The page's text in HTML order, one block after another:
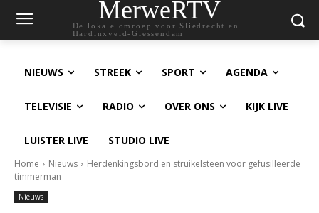
MerweRTV
De lokale omroep voor Sliedrecht en
Hardinxveld-Giessendam
NIEUWS STREEK SPORT AGENDA
TELEVISIE RADIO OVER ONS KIJK LIVE
LUISTER LIVE STUDIO LIVE
Home Nieuws
Herdenkingsbord en struikelsteen voor gefusilleerde
timmerman
Nieuws